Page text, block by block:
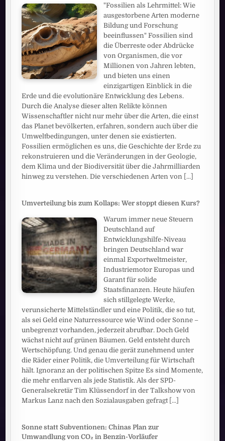
"Fossilien als Lehrmittel: Wie
ausgestorbene Arten moderne
Bildung und Forschung
beeinflussen" Fossilien sind
die Überreste oder Abdrücke
von Organismen, die vor
Millionen von Jahren lebten,
und bieten uns einen
einzigartigen Einblick in die
Erde und die evolutionäre Entwicklung des Lebens.
Durch die Analyse dieser alten Relikte können
Wissenschaftler nicht nur mehr über die Arten, die einst
das Planet bevölkerten, erfahren, sondern auch über die
Umweltbedingungen, unter denen sie existierten.
Fossilien ermöglichen es uns, die Geschichte der Erde zu
rekonstruieren und die Veränderungen in der Geologie,
dem Klima und der Biodiversität über die Jahrmilliarden
hinweg zu verstehen. Die verschiedenen Arten von
[...]
Umverteilung bis zum Kollaps: Wer stoppt diesen Kurs?
Warum immer neue Steuern
Deutschland auf
Entwicklungshilfe-Niveau
bringen Deutschland war
einmal Exportweltmeister,
Industriemotor Europas und
Garant für solide
Staatsfinanzen. Heute häufen
sich stillgelegte Werke,
verunsicherte Mittelständler und eine Politik, die so tut,
als sei Geld eine Naturressource wie Wind oder Sonne –
unbegrenzt vorhanden, jederzeit abrufbar. Doch Geld
wächst nicht auf grünen Bäumen. Geld entsteht durch
Wertschöpfung. Und genau die gerät zunehmend unter
die Räder einer Politik, die Umverteilung für Wirtschaft
hält. Ignoranz an der politischen Spitze Es sind Momente,
die mehr entlarven als jede Statistik. Als der SPD-
Generalsekretär Tim Klüssendorf in der Talkshow von
Markus Lanz nach den Sozialausgaben gefragt [...]
Sonne statt Subventionen: Chinas Plan zur
Umwandlung von CO₂ in Benzin-Vorläufer